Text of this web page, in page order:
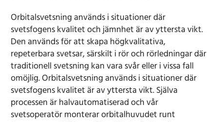
Orbitalsvetsning används i situationer där
svetsfogens kvalitet och jämnhet är av yttersta vikt.
Den används för att skapa högkvalitativa,
repeterbara svetsar, särskilt i rör och rörledningar där
traditionell svetsning kan vara svår eller i vissa fall
omöjlig. Orbitalsvetsning används i situationer där
svetsfogens kvalitet är av yttersta vikt. Själva
processen är halvautomatiserad och vår
svetsoperatör monterar orbitalhuvudet runt